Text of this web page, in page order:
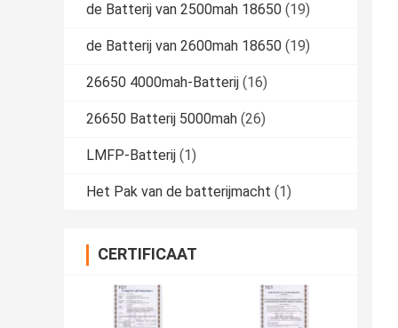
de Batterij van 2500mah 18650 (19)
de Batterij van 2600mah 18650 (19)
26650 4000mah-Batterij (16)
26650 Batterij 5000mah (26)
LMFP-Batterij (1)
Het Pak van de batterijmacht (1)
CERTIFICAAT